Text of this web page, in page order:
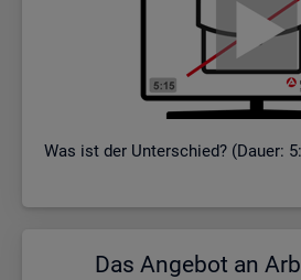
Was ist der Un­ter­schied? (Dauer:
Das An­ge­bot an